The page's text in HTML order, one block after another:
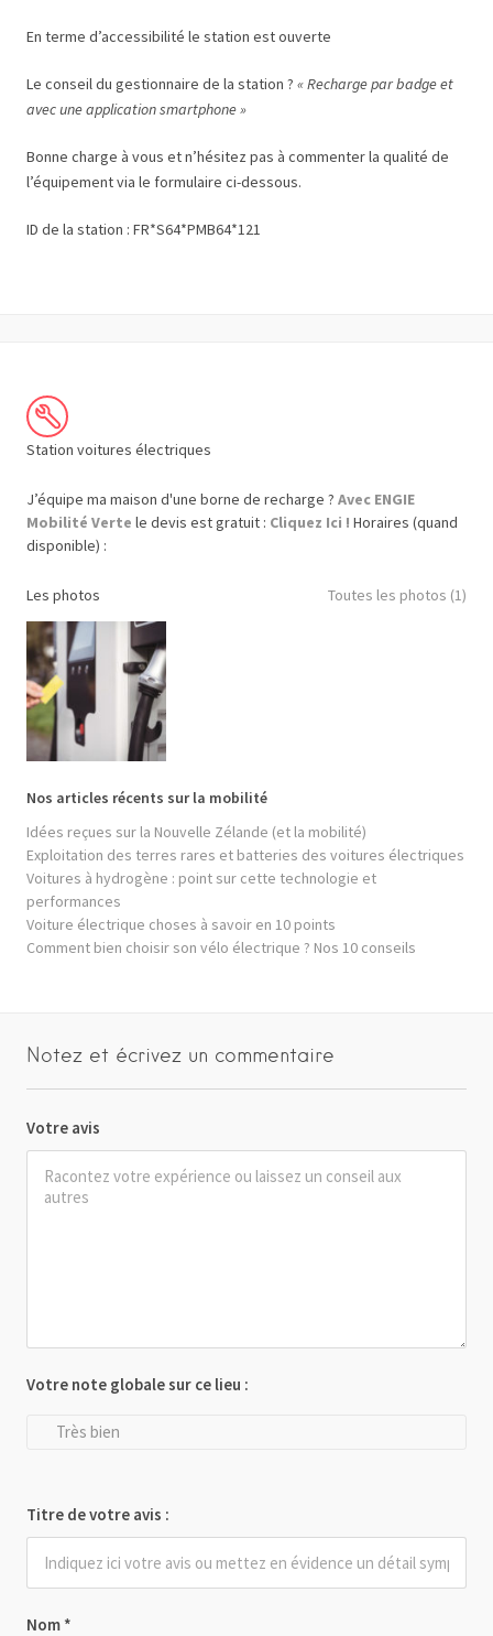
En terme d’accessibilité le station est ouverte
Le conseil du gestionnaire de la station ? « Recharge par badge et
avec une application smartphone »
Bonne charge à vous et n’hésitez pas à commenter la qualité de
l’équipement via le formulaire ci-dessous.
ID de la station : FR*S64*PMB64*121
Station voitures électriques
J’équipe ma maison d'une borne de recharge ? Avec ENGIE
Mobilité Verte le devis est gratuit : Cliquez Ici ! Horaires (quand
disponible) :
Les photos Toutes les photos (1)
Nos articles récents sur la mobilité
Idées reçues sur la Nouvelle Zélande (et la mobilité)
Exploitation des terres rares et batteries des voitures électriques
Voitures à hydrogène : point sur cette technologie et
performances
Voiture électrique choses à savoir en 10 points
Comment bien choisir son vélo électrique ? Nos 10 conseils
Notez et écrivez un commentaire
Votre avis
Nom *
Votre note globale sur ce lieu :
Très bien
Titre de votre avis :